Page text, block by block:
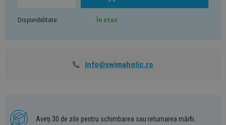
Disponibilitate: În stoc
info@swimaholic.ro
Aveți 30 de zile pentru schimbarea sau returnarea mărfii.